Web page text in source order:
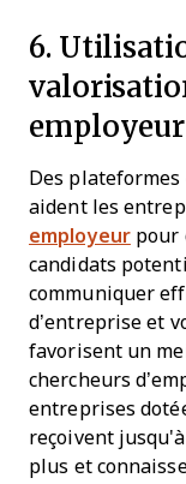
6.
employeur
Des
aident les
employeurpour
candidats
communiquer
d’entreprise et
favorisent un
chercheurs
entreprises
reçoivent
plus et